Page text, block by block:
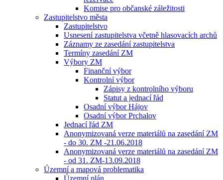
Komise pro občanské záležitosti
Zastupitelstvo města
Zastupitelstvo
Usnesení zastupitelstva včetně hlasovacích archů
Záznamy ze zasedání zastupitelstva
Termíny zasedání ZM
Výbory ZM
Finanční výbor
Kontrolní výbor
Zápisy z kontrolního výboru
Statut a jednací řád
Osadní výbor Hájov
Osadní výbor Prchalov
Jednací řád ZM
Anonymizovaná verze materiálů na zasedání ZM
- do 30. ZM -21.06.2018
Anonymizovaná verze materiálů na zasedání ZM
- od 31. ZM-13.09.2018
Územní a mapová problematika
Územní plán